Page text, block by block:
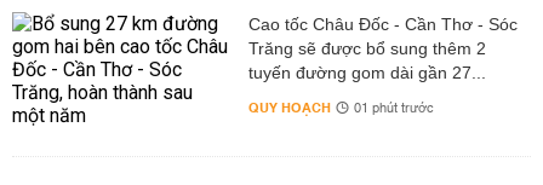
Cao tốc Châu Đốc - Cần Thơ - Sóc
Trăng sẽ được bổ sung thêm 2
tuyến đường gom dài gần 27...
QUY HOẠCH 01 phút trước